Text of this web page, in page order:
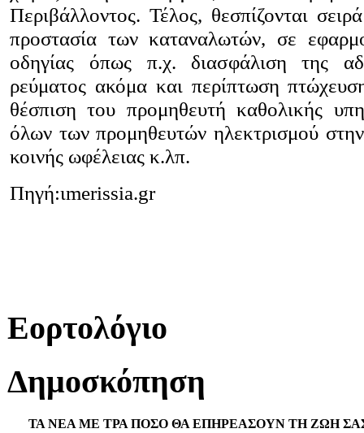
Περιβάλλοντος. Τέλος, θεσπίζονται
προστασία των καταναλωτών, σε
οδηγίας όπως π.χ. διασφάλιση της
ρεύματος ακόμα και περίπτωση
θέσπιση του προμηθευτή καθολικής
όλων των προμηθευτών ηλεκτρισμού
κοινής ωφέλειας κ.λπ.
Πηγή:ιmerissia.gr
Εορτολόγιο
Δημοσκόπηση
ΤΑ ΝΕΑ ΜΕ ΤΡΑ ΠΟΣΟ ΘΑ ΕΠΗΡΕΑΣΟΥΝ ΤΗ ΖΩΗ